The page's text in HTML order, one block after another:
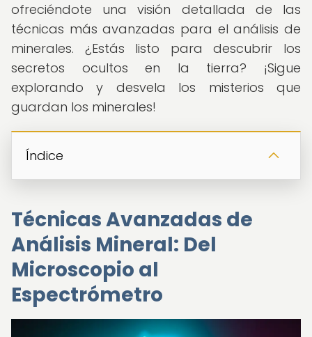
ofreciéndote una visión detallada de las
técnicas más avanzadas para el análisis de
minerales. ¿Estás listo para descubrir los
secretos ocultos en la tierra? ¡Sigue
explorando y desvela los misterios que
guardan los minerales!
Índice
Técnicas Avanzadas de
Análisis Mineral: Del
Microscopio al
Espectrómetro